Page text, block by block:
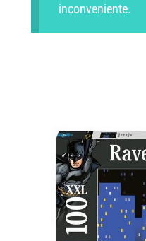
inconveniente.